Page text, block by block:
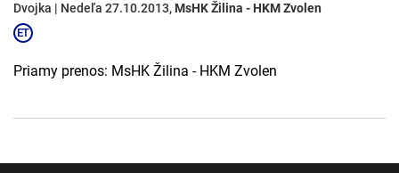
Dvojka | Nedeľa 27.10.2013, MsHK Žilina - HKM Zvolen
Priamy prenos: MsHK Žilina - HKM Zvolen